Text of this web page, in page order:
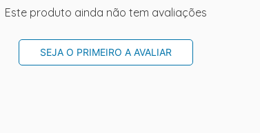
Este produto ainda não tem avaliações
SEJA O PRIMEIRO A AVALIAR